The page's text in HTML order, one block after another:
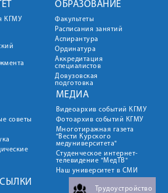
КГМУ
ОБРАЗОВАНИЕ
Факультеты
Расписания занятий
Аспирантура
Ординатура
Аккредитация
специалистов
Довузовская
подготовка
советы
МЕДИА
Видеоархив событий КГМУ
Фотоархив событий КГМУ
Многотиражная газета
"Вести Курского
медуниверситета"
Студенческое интернет-
телевидение "МедТВ"
Наш университет в СМИ
Трудоустройство